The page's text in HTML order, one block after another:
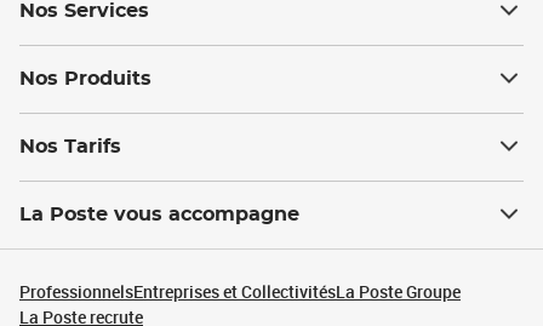
Nos Services
Nos Produits
Nos Tarifs
La Poste vous accompagne
ProfessionnelsEntreprises et CollectivitésLa Poste Groupe
La Poste recrute